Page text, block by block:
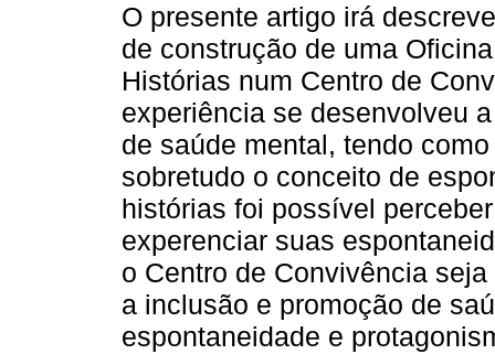
O presente artigo irá
de construção de uma
Histórias num Centro de
experiência se desenvolveu
de saúde mental, tendo
sobretudo o conceito de
histórias foi possível
experenciar suas
o Centro de Convivência
a inclusão e promoção de
espontaneidade e